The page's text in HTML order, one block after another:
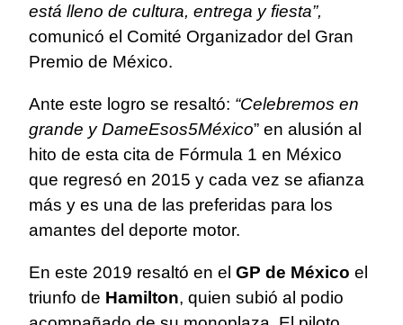
está lleno de cultura, entrega y fiesta”,
comunicó el Comité Organizador del Gran
Premio de México.
Ante este logro se resaltó: “Celebremos en
grande y DameEsos5México” en alusión al
hito de esta cita de Fórmula 1 en México
que regresó en 2015 y cada vez se afianza
más y es una de las preferidas para los
amantes del deporte motor.
En este 2019 resaltó en el GP de México el
triunfo de Hamilton, quien subió al podio